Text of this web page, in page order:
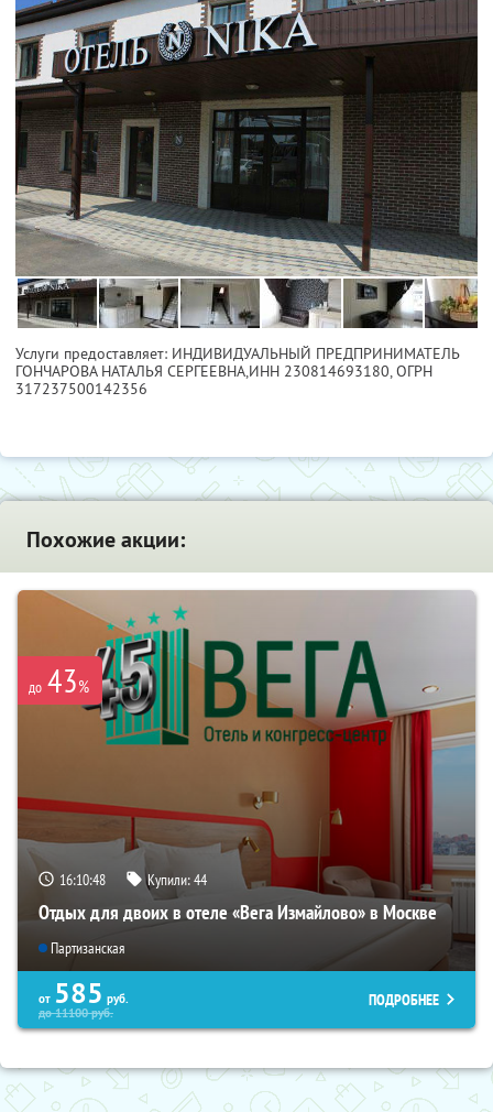
Услуги предоставляет: ИНДИВИДУАЛЬНЫЙ ПРЕДПРИНИМАТЕЛЬ
ГОНЧАРОВА НАТАЛЬЯ СЕРГЕЕВНА,ИНН 230814693180, ОГРН
317237500142356
Похожие акции:
до 43%
16:10:48 Купили:44
Отдых для двоих в отеле «Вега Измайлово» в Москве
Партизанская
от 585 руб.
до11100руб.
ПОДРОБНЕЕ